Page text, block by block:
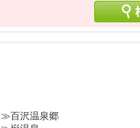
≫百沢温泉郷